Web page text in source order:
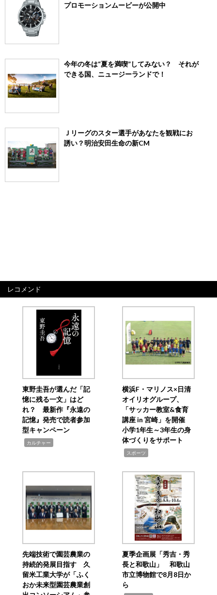
プロモーションムービーが公開中
今年の冬は“夏を満喫”してみない？ それが
できる国、ニュージーランドで！
Ｊリーグのスター選手があなたを観戦にお
誘い？明治安田生命の新CM
レコメンド
東野圭吾が選んだ「記
憶に残る一文」はど
れ？ 最新作『永遠の
記憶』発売で読者参加
型キャンペーン
カルチャー
横浜F・マリノス×日清
オイリオグループ、
「サッカー教室&食育
講座 in 宮崎」を開催
小学1年生～3年生の身
体づくりをサポート
スポーツ
先端技術で園芸農業の
持続的発展目指す 久
留米工業大学が「ふく
おか未来型園芸農業創
夏季企画展「秀吉・秀
長と和歌山」 和歌山
市立博物館で8月8日か
ら